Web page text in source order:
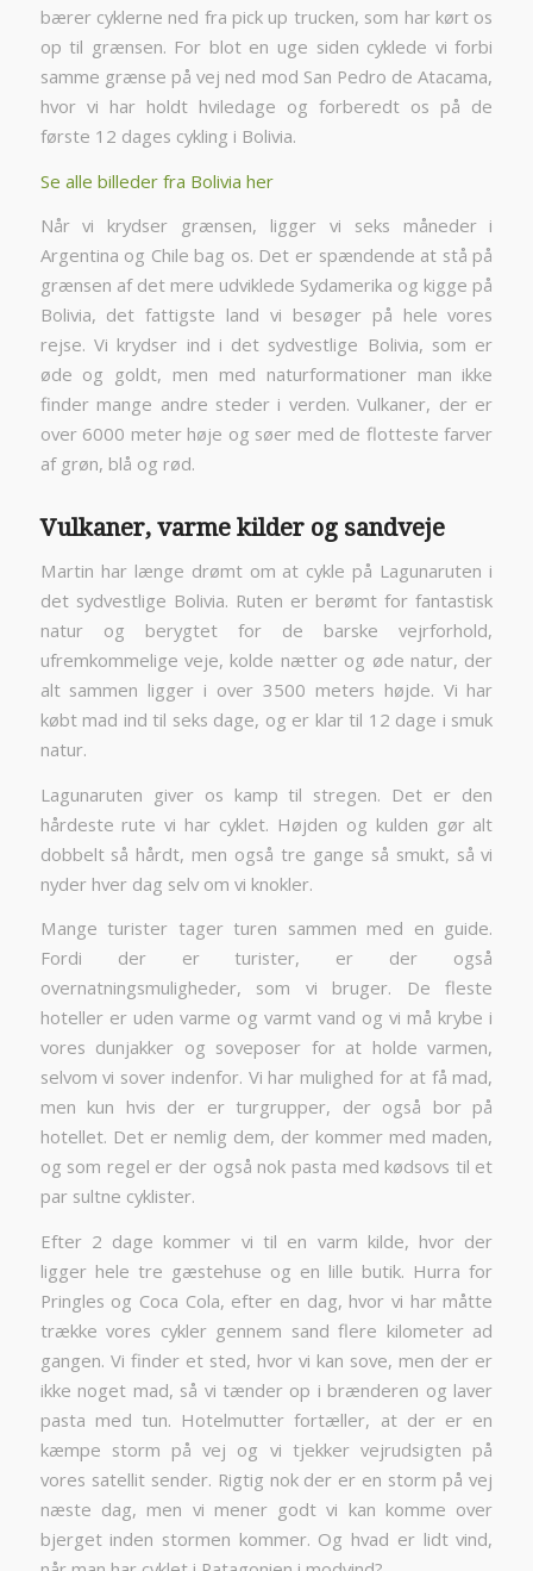
bærer cyklerne ned fra pick up trucken, som har kørt os
op til grænsen. For blot en uge siden cyklede vi forbi
samme grænse på vej ned mod San Pedro de Atacama,
hvor vi har holdt hviledage og forberedt os på de
første 12 dages cykling i Bolivia.
Se alle billeder fra Bolivia her
Når vi krydser grænsen, ligger vi seks måneder i
Argentina og Chile bag os. Det er spændende at stå på
grænsen af det mere udviklede Sydamerika og kigge på
Bolivia, det fattigste land vi besøger på hele vores
rejse. Vi krydser ind i det sydvestlige Bolivia, som er
øde og goldt, men med naturformationer man ikke
finder mange andre steder i verden. Vulkaner, der er
over 6000 meter høje og søer med de flotteste farver
af grøn, blå og rød.
Vulkaner, varme kilder og sandveje
Martin har længe drømt om at cykle på Lagunaruten i
det sydvestlige Bolivia. Ruten er berømt for fantastisk
natur og berygtet for de barske vejrforhold,
ufremkommelige veje, kolde nætter og øde natur, der
alt sammen ligger i over 3500 meters højde. Vi har
købt mad ind til seks dage, og er klar til 12 dage i smuk
natur.
Lagunaruten giver os kamp til stregen. Det er den
hårdeste rute vi har cyklet. Højden og kulden gør alt
dobbelt så hårdt, men også tre gange så smukt, så vi
nyder hver dag selv om vi knokler.
Mange turister tager turen sammen med en guide.
Fordi der er turister, er der også
overnatningsmuligheder, som vi bruger. De fleste
hoteller er uden varme og varmt vand og vi må krybe i
vores dunjakker og soveposer for at holde varmen,
selvom vi sover indenfor. Vi har mulighed for at få mad,
men kun hvis der er turgrupper, der også bor på
hotellet. Det er nemlig dem, der kommer med maden,
og som regel er der også nok pasta med kødsovs til et
par sultne cyklister.
Efter 2 dage kommer vi til en varm kilde, hvor der
ligger hele tre gæstehuse og en lille butik. Hurra for
Pringles og Coca Cola, efter en dag, hvor vi har måtte
trække vores cykler gennem sand flere kilometer ad
gangen. Vi finder et sted, hvor vi kan sove, men der er
ikke noget mad, så vi tænder op i brænderen og laver
pasta med tun. Hotelmutter fortæller, at der er en
kæmpe storm på vej og vi tjekker vejrudsigten på
vores satellit sender. Rigtig nok der er en storm på vej
næste dag, men vi mener godt vi kan komme over
bjerget inden stormen kommer. Og hvad er lidt vind,